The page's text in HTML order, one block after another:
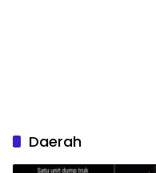
Daerah